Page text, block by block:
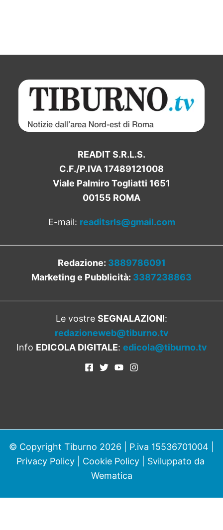
READIT S.R.L.S.
C.F./P.IVA 17489121008
Viale Palmiro Togliatti 1651
00155 ROMA
E-mail: readitsrls@gmail.com
Redazione: 3889786091
Marketing e Pubblicità: 3387238863
Le vostre SEGNALAZIONI:
redazioneweb@tiburno.tv
Info EDICOLA DIGITALE: edicola@tiburno.tv
© Copyright Tiburno 2026 | P.iva 15536701004 |
Privacy Policy| Cookie Policy| Sviluppato da
Wematica